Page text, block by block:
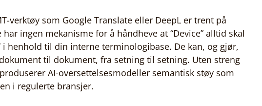
verktøy som Google Translate eller DeepL er trent på
ingen mekanisme for å håndheve at “Device” alltid skal
i henhold til din interne terminologibase. De kan, og gjør,
til dokument, fra setning til setning. Uten streng
AI-oversettelsesmodeller semantisk støy som
i regulerte bransjer.